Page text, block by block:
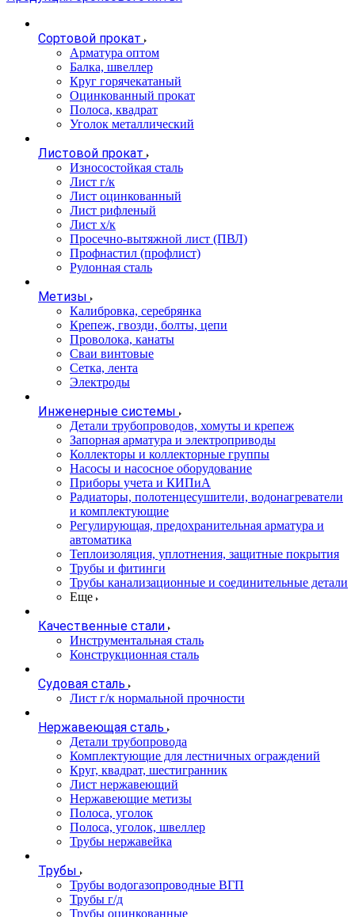
Сортовой прокат
Арматура оптом
Балка, швеллер
Круг горячекатаный
Оцинкованный прокат
Полоса, квадрат
Уголок металлический
Листовой прокат
Износостойкая сталь
Лист г/к
Лист оцинкованный
Лист рифленый
Лист х/к
Просечно-вытяжной лист (ПВЛ)
Профнастил (профлист)
Рулонная сталь
Метизы
Калибровка, серебрянка
Крепеж, гвозди, болты, цепи
Проволока, канаты
Сваи винтовые
Сетка, лента
Электроды
Инженерные системы
Детали трубопроводов, хомуты и крепеж
Запорная арматура и электроприводы
Коллекторы и коллекторные группы
Насосы и насосное оборудование
Приборы учета и КИПиА
Радиаторы, полотенцесушители, водонагреватели
и комплектующие
Регулирующая, предохранительная арматура и
автоматика
Теплоизоляция, уплотнения, защитные покрытия
Трубы и фитинги
Трубы канализационные и соединительные детали
Еще
Качественные стали
Инструментальная сталь
Конструкционная сталь
Судовая сталь
Лист г/к нормальной прочности
Нержавеющая сталь
Детали трубопровода
Комплектующие для лестничных ограждений
Круг, квадрат, шестигранник
Лист нержавеющий
Нержавеющие метизы
Полоса, уголок
Полоса, уголок, швеллер
Трубы нержавейка
Трубы
Трубы водогазопроводные ВГП
Трубы г/д
Трубы оцинкованные